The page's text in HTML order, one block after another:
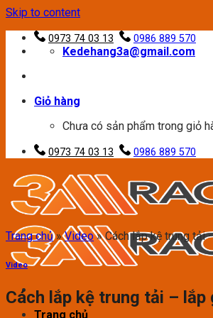
Skip to content
0973 74 03 13 0986 889 570
Kedehang3a@gmail.com
Giỏ hàng
Chưa có sản phẩm trong giỏ
0973 74 03 13 0986 889 570
Trang chủ
Trang chủ»Video»Cách lắp kệ trung tải
Video
Cách lắp kệ trung tải – lắp